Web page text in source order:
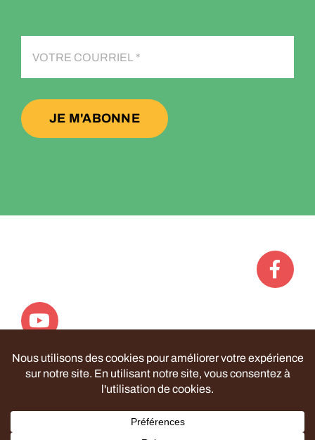
JE M'ABONNE
Politique de confidentialité| ©Le Rucher Collectif